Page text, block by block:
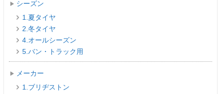
シーズン
1.夏タイヤ
2.冬タイヤ
4.オールシーズン
5.バン・トラック用
メーカー
1.ブリヂストン